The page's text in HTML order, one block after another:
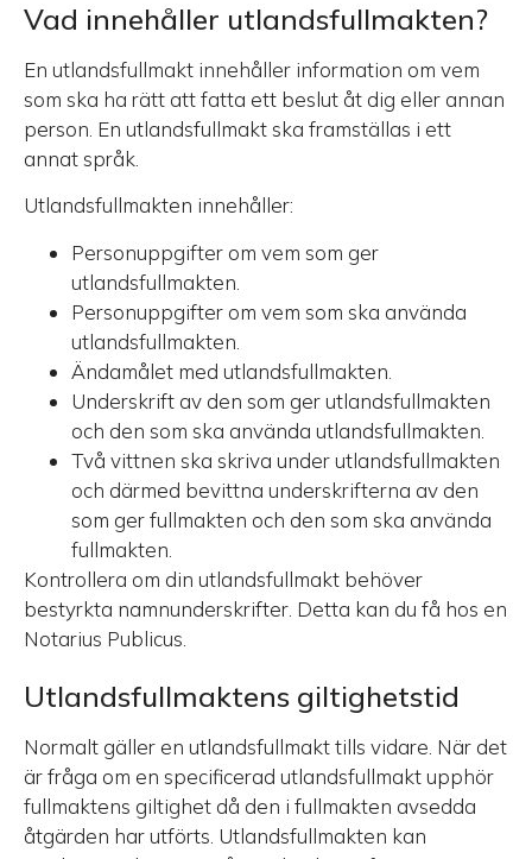
Vad innehåller utlandsfullmakten?
En utlandsfullmakt innehåller information om vem
som ska ha rätt att fatta ett beslut åt dig eller annan
person. En utlandsfullmakt ska framställas i ett
annat språk.
Utlandsfullmakten innehåller:
Personuppgifter om vem som ger
utlandsfullmakten.
Personuppgifter om vem som ska använda
utlandsfullmakten.
Ändamålet med utlandsfullmakten.
Underskrift av den som ger utlandsfullmakten
och den som ska använda utlandsfullmakten.
Två vittnen ska skriva under utlandsfullmakten
och därmed bevittna underskrifterna av den
som ger fullmakten och den som ska använda
fullmakten.
Kontrollera om din utlandsfullmakt behöver
bestyrkta namnunderskrifter. Detta kan du få hos en
Notarius Publicus.
Utlandsfullmaktens giltighetstid
Normalt gäller en utlandsfullmakt tills vidare. När det
är fråga om en specificerad utlandsfullmakt upphör
fullmaktens giltighet då den i fullmakten avsedda
åtgärden har utförts. Utlandsfullmakten kan